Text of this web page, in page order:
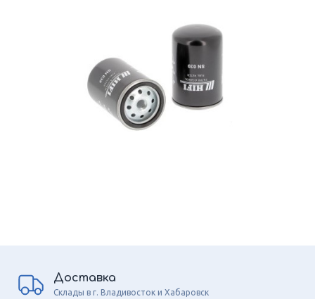
Доставка
Склады в г. Владивосток и Хабаровск